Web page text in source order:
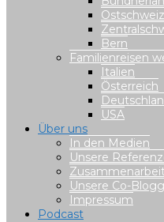
Ostschweiz
Bern
Familienreisen
Italien
Österreich
USA
Über uns
In den Medien
Unsere
Unsere Co-
Impressum
Podcast